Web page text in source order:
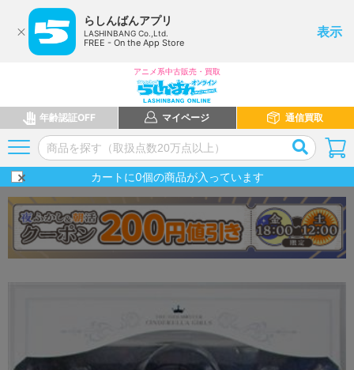
らしんばんアプリ
LASHINBANG Co.,Ltd.
FREE - On the App Store
表示
アニメ系中古販売・買取
年齢認証OFF マイページ 通信買取
カートに0個の商品が入っています